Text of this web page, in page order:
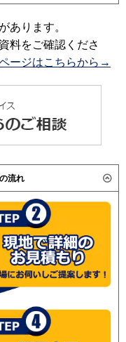
あります。
料をご確認くださ
ージはこちらから→
流れ